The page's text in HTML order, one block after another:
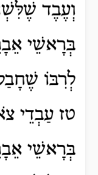
וְעֶבֶד
בְּרָאשֵׁי
לְרִבּוֹ
טז עַבְדֵי
בְּרָאשֵׁי